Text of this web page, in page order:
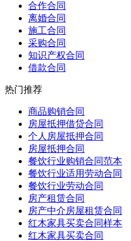
合作合同
离婚合同
施工合同
采购合同
知识产权合同
借款合同
热门推荐
商品购销合同
房屋抵押借贷合同
个人房屋抵押合同
房屋抵押合同
餐饮行业购销合同范本
餐饮行业适用劳动合同
餐饮行业劳动合同
房产租赁合同
房产中介房屋租赁合同
红木家具买卖合同样本
红木家具买卖合同